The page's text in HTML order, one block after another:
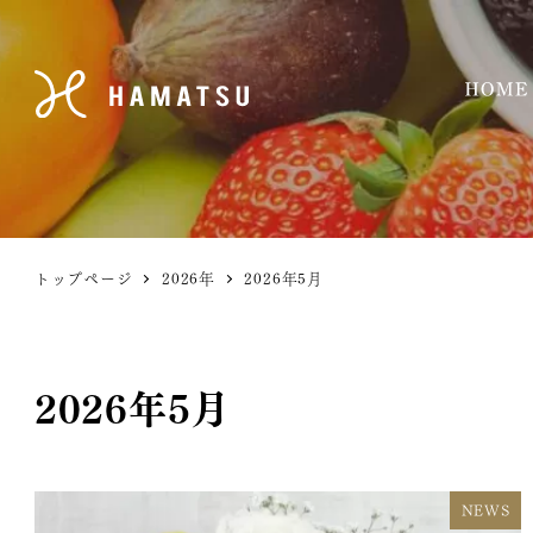
トップページ 2026年 2026年5月
2026年5月
NEWS